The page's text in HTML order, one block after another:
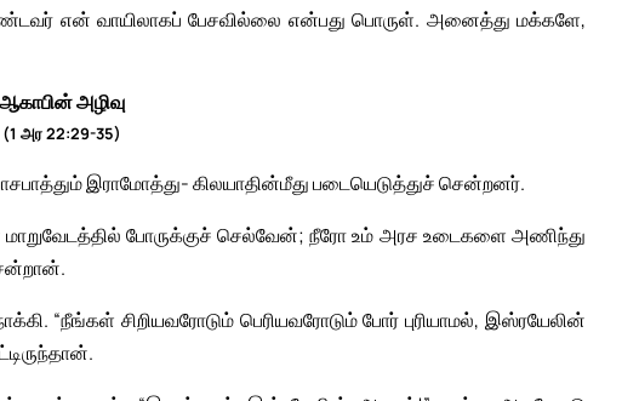
என் வாயிலாகப் பேசவில்லை என்பது பொருள். அனைத்து மக்களே,
ஆகாபின் அழிவு
(1 அர 22:29-35)
இராமோத்து- கிலயாதின்மீது படையெடுத்துச் சென்றனர்.
போருக்குச் செல்வேன்; நீரோ உம் அரச உடைகளை அணிந்து
“நீங்கள் சிறியவரோடும் பெரியவரோடும் போர் புரியாமல், இஸ்ரயேலின்